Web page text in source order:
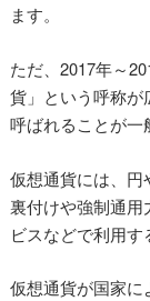
ます。
ただ、2017年～
貨」という呼称が
呼ばれることが一
仮想通貨には、円
裏付けや強制通用
ビスなどで利用す
仮想通貨が国家